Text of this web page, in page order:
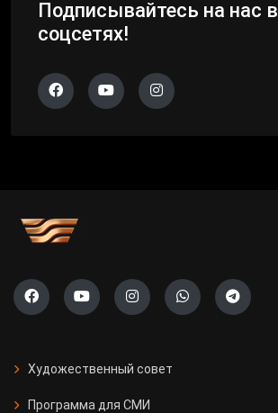
Подписывайтесь на нас в
соцсетях!
Художественный совет
Программа для СМИ